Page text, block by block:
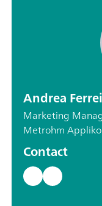
Andrea
Marketing
Metrohm
Contact